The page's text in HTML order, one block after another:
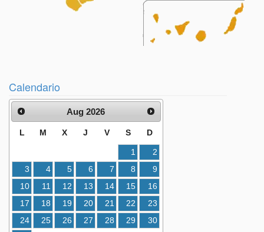
Calendario
Aug 2026
L M X J V S D
1
2
3
4 5 6 7 8
9
10
11 12 13 14 15
16
17
18 19 20 21 22
23
24
25 26 27 28 29
30